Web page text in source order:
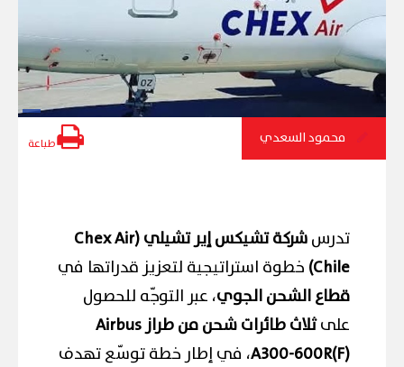
محمود السعدي طباعة
تدرس
شركة تشيكس إير تشيلي (Chex Air
Chile) خطوة استراتيجية لتعزيز قدراتها في
قطاع الشحن الجوي، عبر التوجّه للحصول
على
ثلاث طائرات شحن من طراز Airbus
A300-600R(F)، في إطار خطة توسّع تهدف